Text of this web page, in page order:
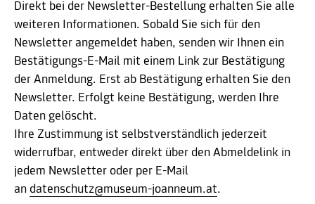
Direkt bei der Newsletter-Bestellung erhalten Sie alle
weiteren Informationen. Sobald Sie sich für den
Newsletter angemeldet haben, senden wir Ihnen ein
Bestätigungs-E-Mail mit einem Link zur Bestätigung
der Anmeldung. Erst ab Bestätigung erhalten Sie den
Newsletter. Erfolgt keine Bestätigung, werden Ihre
Daten gelöscht.
Ihre Zustimmung ist selbstverständlich jederzeit
widerrufbar, entweder direkt über den Abmeldelink in
jedem Newsletter oder per E-Mail
an datenschutz@museum-joanneum.at.